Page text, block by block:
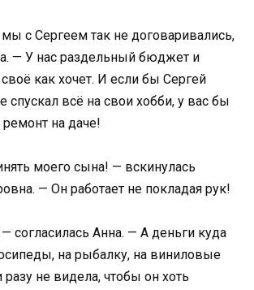
с Сергеем так не договаривались,
— У нас раздельный бюджет и
как хочет. И если бы Сергей
спускал всё на свои хобби, у вас бы
на даче!
моего сына! — вскинулась
— Он работает не покладая рук!
согласилась Анна. — А деньги куда
на рыбалку, на виниловые
разу не видела, чтобы он хоть